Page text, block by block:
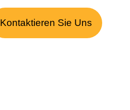
Kontaktieren Sie Uns